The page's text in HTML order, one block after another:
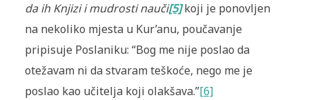
da ih Knjizi i mudrosti nauči[5]koji je ponovljen
na nekoliko mjesta u Kur’anu, poučavanje
pripisuje Poslaniku: “Bog me nije poslao da
otežavam ni da stvaram teškoće, nego me je
poslao kao učitelja koji olakšava.”[6]